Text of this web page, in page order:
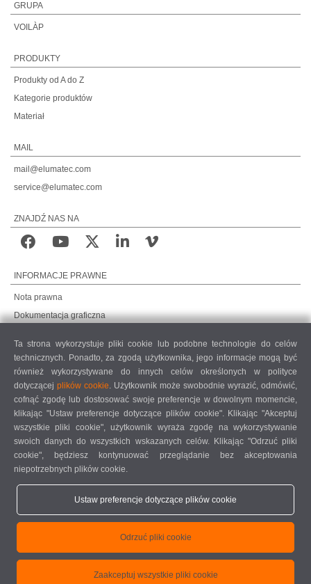
GRUPA
VOILÀP
PRODUKTY
Produkty od A do Z
Kategorie produktów
Materiał
MAIL
mail@elumatec.com
service@elumatec.com
ZNAJDŹ NAS NA
INFORMACJE PRAWNE
Nota prawna
Dokumentacja graficzna
Ogólne warunki sprzedaży
UMOWA O KONSERWACJĘ ZDALNĄ
COOKIE SETTINGS
KODEKS POSTĘPOWANIA DOSTAWCÓW
elumatec AG - Pinacher Straße 61 - 75417 Mühlacker - Niemcy - Telefon
+49 7041-14 0- mail@elumatec.com
elumatec AG infocenter - Lugwaldstraße 20 - 75417 Mühlacker - Niemcy
Ta strona wykorzystuje pliki cookie lub podobne technologie do celów
technicznych. Ponadto, za zgodą użytkownika, jego informacje mogą być
również wykorzystywane do innych celów określonych w polityce
dotyczącej plików cookie. Użytkownik może swobodnie wyrazić, odmówić,
cofnąć zgodę lub dostosować swoje preferencje w dowolnym momencie,
klikając "Ustaw preferencje dotyczące plików cookie". Klikając "Akceptuj
wszystkie pliki cookie", użytkownik wyraża zgodę na wykorzystywanie
swoich danych do wszystkich wskazanych celów. Klikając "Odrzuć pliki
cookie", będziesz kontynuować przeglądanie bez akceptowania
niepotrzebnych plików cookie.
Ustaw preferencje dotyczące plików cookie
Odrzuć pliki cookie
Zaakceptuj wszystkie pliki cookie